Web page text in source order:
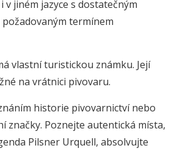
v jiném jazyce s dostatečným
termínem
vlastní turistickou známku. Její
na vrátnici pivovaru.
historie pivovarnictví nebo
značky. Poznejte autentická místa,
Pilsner Urquell, absolvujte